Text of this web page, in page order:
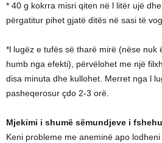
* 40 g kokrra misri qiten në l litër ujë
përgatitur pihet gjatë ditës në sasi të
*l lugëz e tufës së tharë mirë (nëse nuk
humb nga efekti), përvëlohet me një
disa minuta dhe kullohet. Merret nga l
pasheqerosur çdo 2-3 orë.
Mjekimi i shumë sëmundjeve i
Keni probleme me aneminë apo